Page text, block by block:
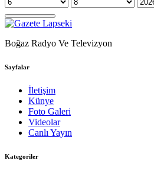
Boğaz Radyo Ve Televizyon
Sayfalar
İletişim
Künye
Foto Galeri
Videolar
Canlı Yayın
Kategoriler